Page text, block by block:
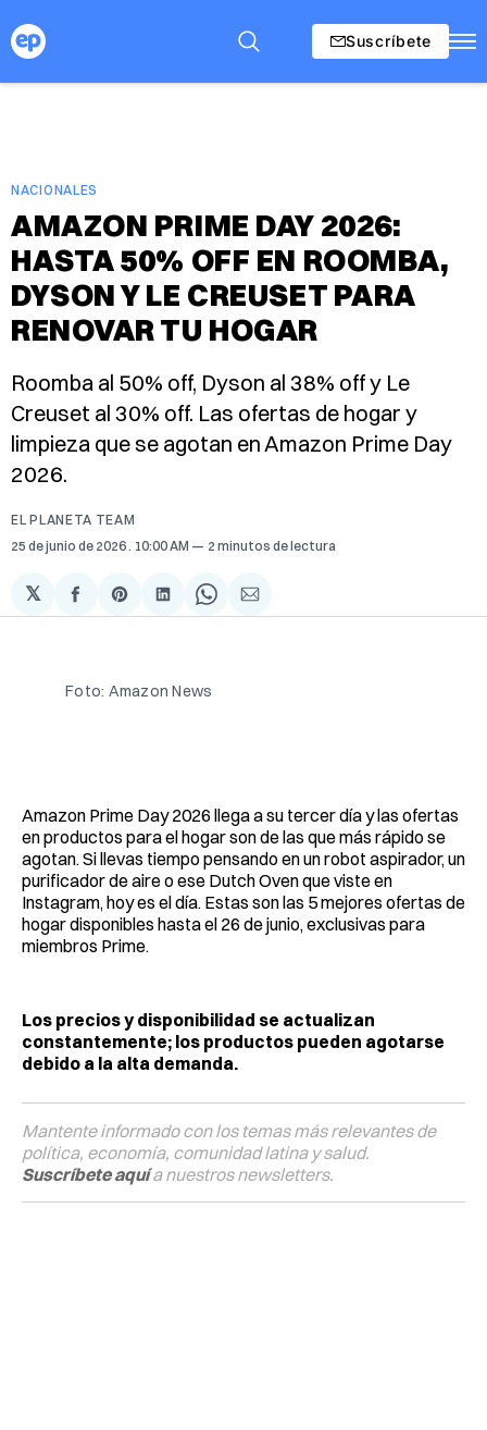
Suscríbete
NACIONALES
AMAZON PRIME DAY 2026:
HASTA 50% OFF EN ROOMBA,
DYSON Y LE CREUSET PARA
RENOVAR TU HOGAR
Roomba al 50% off, Dyson al 38% off y Le
Creuset al 30% off. Las ofertas de hogar y
limpieza que se agotan en Amazon Prime Day
2026.
EL PLANETA TEAM
25 de junio de 2026 . 10:00 AM 2 minutos de lectura
𝕏
Compartir
en
Share
on
Compartir
en
Share
on
Compartir
via
Foto: Amazon News
Amazon Prime Day 2026 llega a su tercer día y las ofertas
en productos para el hogar son de las que más rápido se
agotan. Si llevas tiempo pensando en un robot aspirador, un
purificador de aire o ese Dutch Oven que viste en
Instagram, hoy es el día. Estas son las 5 mejores ofertas de
hogar disponibles hasta el 26 de junio, exclusivas para
miembros Prime.
Los precios y disponibilidad se actualizan
constantemente; los productos pueden agotarse
debido a la alta demanda.
Mantente informado con los temas más relevantes de
política, economía, comunidad latina y salud.
Suscríbete aquía nuestros newsletters.